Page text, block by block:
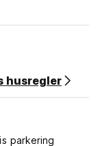
original
husregler
parkering